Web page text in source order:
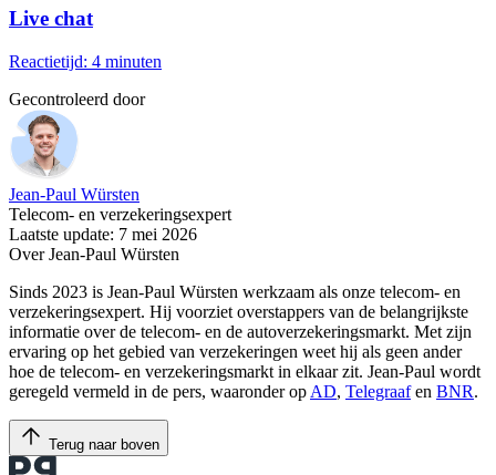
Live chat
Reactietijd: 4 minuten
Gecontroleerd door
Jean-Paul Würsten
Telecom- en verzekeringsexpert
Laatste update: 7 mei 2026
Over Jean-Paul Würsten
Sinds 2023 is Jean-Paul Würsten werkzaam als onze telecom- en
verzekeringsexpert. Hij voorziet overstappers van de belangrijkste
informatie over de telecom- en de autoverzekeringsmarkt. Met zijn
ervaring op het gebied van verzekeringen weet hij als geen ander
hoe de telecom- en verzekeringsmarkt in elkaar zit. Jean-Paul wordt
geregeld vermeld in de pers, waaronder op AD, Telegraafen BNR.
Terug naar boven